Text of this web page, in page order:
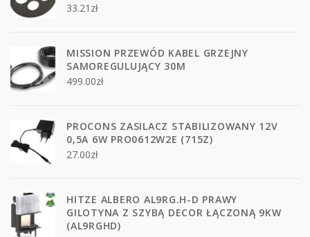
33.21 zł
MISSION PRZEWÓD KABEL GRZEJNY
SAMOREGULUJĄCY 30M
499.00zł
PROCONS ZASILACZ STABILIZOWANY 12V
0,5A 6W PRO0612W2E (715Z)
27.00zł
HITZE ALBERO AL9RG.H-D PRAWY
GILOTYNA Z SZYBĄ DECOR ŁĄCZONĄ 9KW
(AL9RGHD)